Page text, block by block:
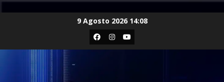
9 Agosto 2026 14:08
Facebook
Instagram
Youtube